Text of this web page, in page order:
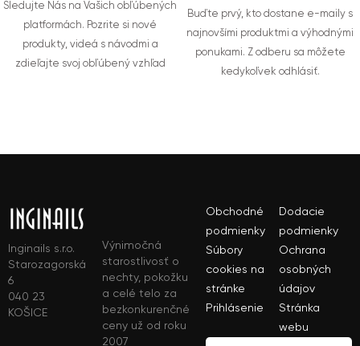
Sledujte Nás na Vašich obľúbených
platformách. Pozrite si nové
produkty, videá s návodmi a
zdieľajte svoj obľúbený vzhľad
Buďte prvý, kto dostane e-maily s
najnovšími produktmi a výhodnými
ponukami. Z odberu sa môžete
kedykoľvek odhlásiť.
Inginails s.r.o.
Starozagorská
6
040 23
KOŠICE
Výnimočná
starostlivosť o
nechty, pokožku
a celé telo za
bezkonkurenčné
ceny už od roku
2007
Obchodné
podmienky
Dodacie
podmienky
Súbory
cookies na
stránke
Ochrana
osobných
údajov
Prihlásenie
Stránka
webu